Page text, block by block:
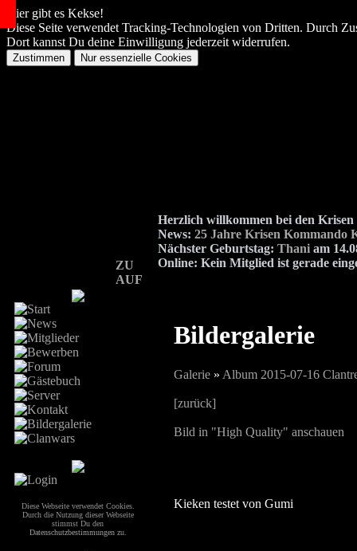
Hier gibt es Kekse!
Diese Seite verwendet Tracking-Technologien von Dritten. Durch
Dort kannst Du deine Einwilligung jederzeit widerrufen.
ZU
AUF
Herzlich willkommen bei den
News: 25 Jahre Krisen Kommando
Nächster Geburtstag: Thani am
Online: Kein Mitglied ist gerade
Diese Webseite verwendet Cookies.
Durch die Nutzung dieser Webseite
stimmst Du den
Datenschutzbestimmungen zu.
Bildergalerie
Galerie » Album 2015-07-16
[zurück]
Bild in "High Quality" anschauen
Kieken testet von Gumi